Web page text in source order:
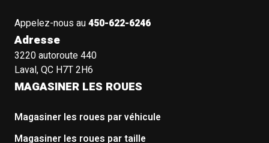
Appelez-nous au450-622-6246
Adresse
3220 autoroute 440
Laval, QC H7T 2H6
MAGASINER LES ROUES
Magasiner les roues par véhicule
Magasiner les roues par taille